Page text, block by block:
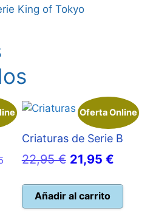
King of Tokyo
Oferta Online
Criaturas de Serie B
22,95€ El
original
21,95 €El
Añadir al carrito